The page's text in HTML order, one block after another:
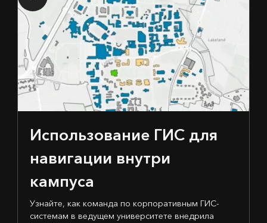
Использование ГИС для
навигации внутри
кампуса
Узнайте, как команда по корпоративным ГИС-
системам в ведущем университете внедрила